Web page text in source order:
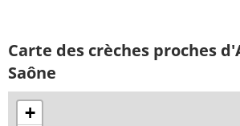
Carte des crèches proches
Saône
+